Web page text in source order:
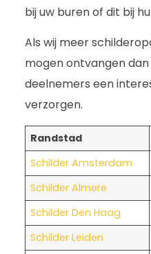
bij uw buren of dit bij
Als wij meer
mogen ontvangen
deelnemers een
verzorgen.
Randstad
Schilder Amsterdam
Schilder Almere
Schilder Den Haag
Schilder Leiden